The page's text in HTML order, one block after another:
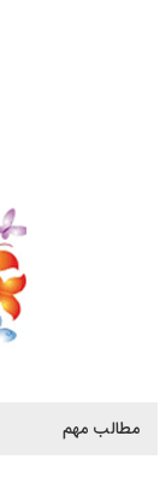
مطالب مهم